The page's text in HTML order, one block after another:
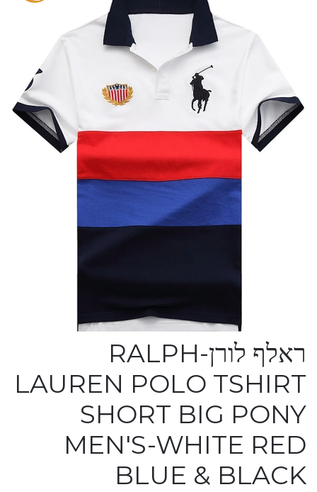
ראלף לורן-RALPH
LAUREN POLO TSHIRT
SHORT BIG PONY
MEN'S-WHITE RED
BLUE & BLACK